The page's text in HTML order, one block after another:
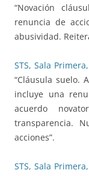
“Novación
renuncia de
abusividad.
STS, Sala
“Cláusula suelo.
incluye una
acuerdo
transparencia.
acciones”.
STS, Sala